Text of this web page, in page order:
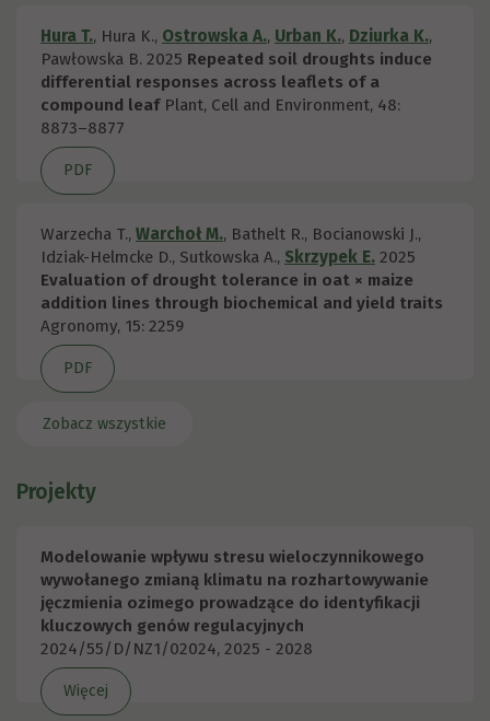
Hura T., Hura K., Ostrowska A., Urban K., Dziurka K.,
Pawłowska B. 2025 Repeated soil droughts induce
differential responses across leaflets of a
compound leaf Plant, Cell and Environment, 48:
8873–8877
PDF
Warzecha T., Warchoł M., Bathelt R., Bocianowski J.,
Idziak-Helmcke D., Sutkowska A., Skrzypek E. 2025
Evaluation of drought tolerance in oat × maize
addition lines through biochemical and yield traits
Agronomy, 15: 2259
PDF
Zobacz wszystkie
Projekty
Modelowanie wpływu stresu wieloczynnikowego
wywołanego zmianą klimatu na rozhartowywanie
jęczmienia ozimego prowadzące do identyfikacji
kluczowych genów regulacyjnych
2024/55/D/NZ1/02024, 2025 - 2028
Więcej